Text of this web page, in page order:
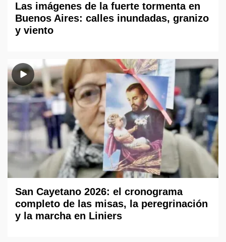
Las imágenes de la fuerte tormenta en
Buenos Aires: calles inundadas, granizo
y viento
San Cayetano 2026: el cronograma
completo de las misas, la peregrinación
y la marcha en Liniers